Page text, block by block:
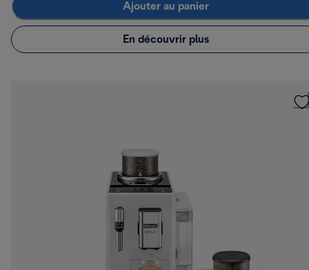
Ajouter au panier
En découvrir plus